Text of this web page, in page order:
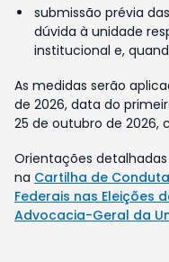
submissão prévia
dúvida à unidade
institucional e,
As medidas serão
de 2026, data do
25 de outubro de 2026,
Orientações
na Cartilha de
Federais nas Eleições
Advocacia-Geral da